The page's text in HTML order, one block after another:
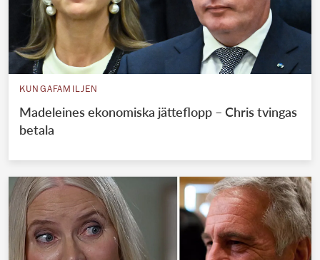
KUNGAFAMILJEN
Madeleines ekonomiska jätteflopp – Chris tvingas
betala